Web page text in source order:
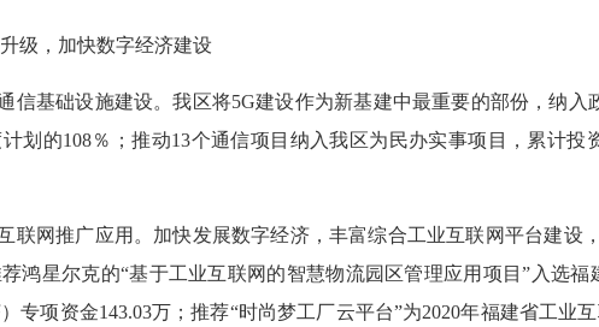
，加快数字经济建设
基础设施建设。我区将5G建设作为新基建中最重要的部份，纳入
划的108％；推动13个通信项目纳入我区为民办实事项目，累计
网推广应用。加快发展数字经济，丰富综合工业互联网平台建设
鸿星尔克的“基于工业互联网的智慧物流园区管理应用项目”入选
）专项资金143.03万；推荐“时尚梦工厂云平台”为2020年福建省工